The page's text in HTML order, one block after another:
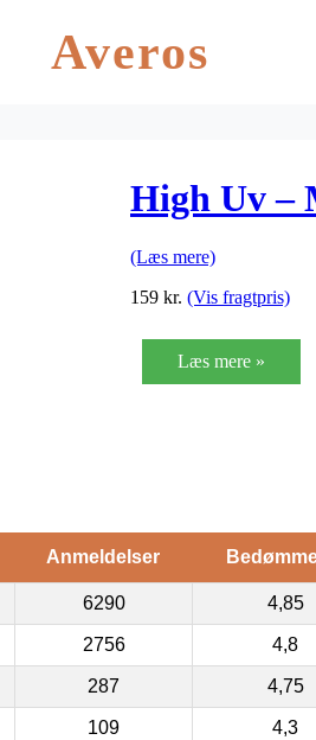
Averos
High Uv –
(Læs mere)
159 kr. (Vis fragtpris)
Læs mere »
Anmeldelser
6290 4,85
2756 4,8
287 4,75
109 4,3